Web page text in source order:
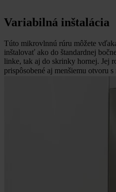
Variabilná inštalácia
Túto mikrovlnnú rúru môžete
inštalovať ako do štandardnej
linke, tak aj do skrinky hornej. Jej
prispôsobené aj menšiemu otvoru